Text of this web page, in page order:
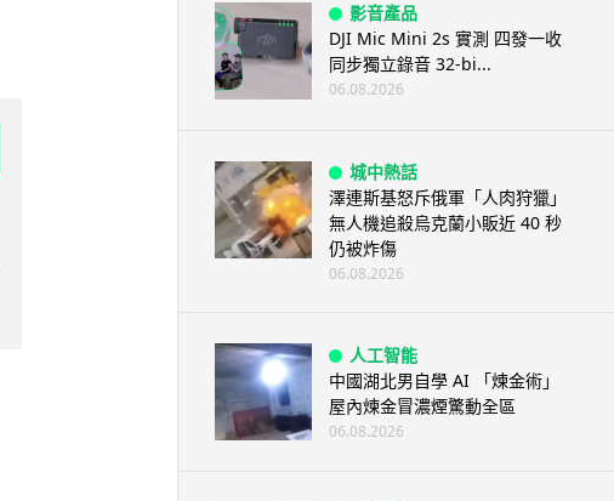
影音產品
DJI Mic Mini 2s 實測 四發一收
同步獨立錄音 32-bi...
06.08.2026
城中熱話
澤連斯基怒斥俄軍「人肉狩獵」
無人機追殺烏克蘭小販近 40 秒
仍被炸傷
06.08.2026
人工智能
中國湖北男自學 AI 「煉金術」
屋內煉金冒濃煙驚動全區
06.08.2026